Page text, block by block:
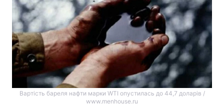
Вартість бареля нафти марки WTI опустилась до 44,7 доларів /
www.menhouse.ru